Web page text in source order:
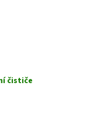
čističe